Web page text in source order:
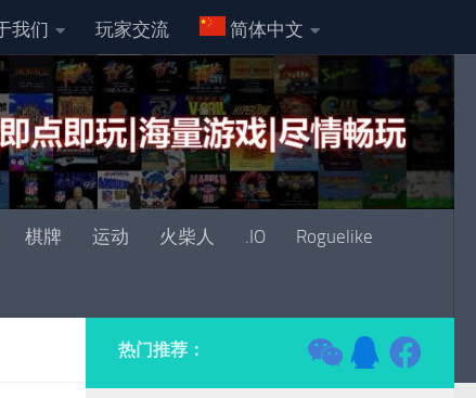
我们 玩家交流 简体中文
棋牌 运动 火柴人 .IO Roguelike
热门推荐：